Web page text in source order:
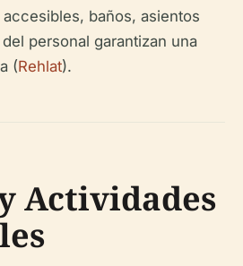
baños, asientos
personal garantizan una
(Rehlat).
Actividades